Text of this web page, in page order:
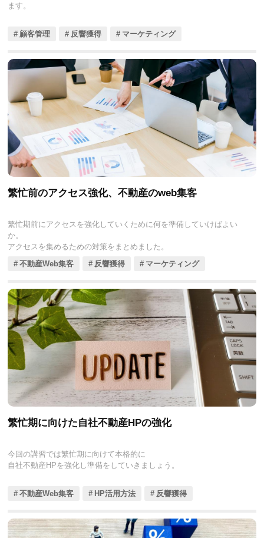
ます。
顧客管理 反響獲得 マーケティング
繁忙前のアクセス強化、不動産のweb集客
繁忙期前にアクセスを強化していくために何を準備していけばよい
か。
アクセスを集めるための対策をまとめました。
不動産Web集客
反響獲得 マーケティング
繁忙期に向けた自社不動産HPの強化
今回の講習では繁忙期に向けて本格的に
自社不動産HPを強化し準備をしていきましょう。
不動産Web集客 HP活用方法 反響獲得